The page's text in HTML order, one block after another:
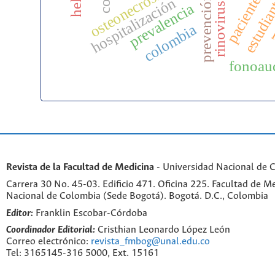
osteonecrosis
prevalencia rinovirus
hospitalización
colombia pacientes
Revista de la Facultad de Medicina - Universidad Nacional de
Carrera 30 No. 45-03. Edificio 471. Oficina 225. Facultad de
Nacional de Colombia (Sede Bogotá). Bogotá. D.C., Colombia
Editor: Franklin Escobar-Córdoba
Coordinador Editorial: Cristhian Leonardo López León
Correo electrónico: revista_fmbog@unal.edu.co
Tel: 3165145-316 5000, Ext. 15161